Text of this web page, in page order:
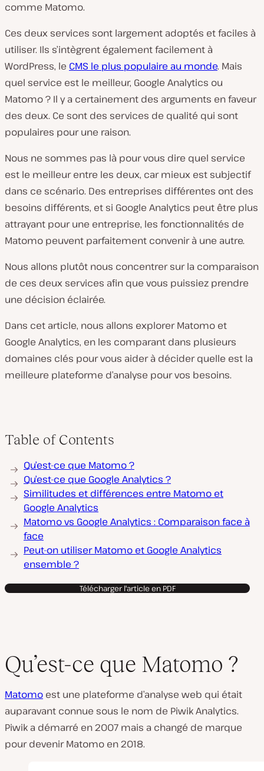
comme Matomo.
Ces deux services sont largement adoptés et faciles à
utiliser. Ils s’intègrent également facilement à
WordPress, le CMS le plus populaire au monde. Mais
quel service est le meilleur, Google Analytics ou
Matomo ? Il y a certainement des arguments en faveur
des deux. Ce sont des services de qualité qui sont
populaires pour une raison.
Nous ne sommes pas là pour vous dire quel service
est le meilleur entre les deux, car mieux est subjectif
dans ce scénario. Des entreprises différentes ont des
besoins différents, et si Google Analytics peut être plus
attrayant pour une entreprise, les fonctionnalités de
Matomo peuvent parfaitement convenir à une autre.
Nous allons plutôt nous concentrer sur la comparaison
de ces deux services afin que vous puissiez prendre
une décision éclairée.
Dans cet article, nous allons explorer Matomo et
Google Analytics, en les comparant dans plusieurs
domaines clés pour vous aider à décider quelle est la
meilleure plateforme d’analyse pour vos besoins.
Table of Contents
Qu’est-ce que Matomo ?
Qu’est-ce que Google Analytics ?
Similitudes et différences entre Matomo et
Google Analytics
Matomo vs Google Analytics : Comparaison face à
face
Peut-on utiliser Matomo et Google Analytics
ensemble ?
Télécharger l'article en PDF
Qu’est-ce que Matomo ?
Matomo est une plateforme d’analyse web qui était
auparavant connue sous le nom de Piwik Analytics.
Piwik a démarré en 2007 mais a changé de marque
pour devenir Matomo en 2018.